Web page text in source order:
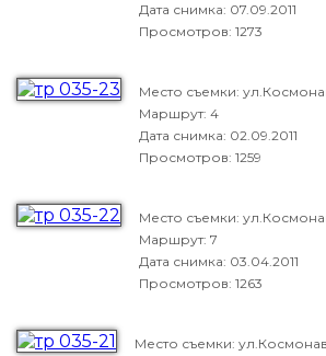
Дата снимка: 07.09.2011
Просмотров: 1273
Место съемки:
Маршрут: 4
Дата снимка: 02.09.2011
Просмотров: 1259
Место съемки:
Маршрут: 7
Дата снимка: 03.04.2011
Просмотров: 1263
Место съемки: